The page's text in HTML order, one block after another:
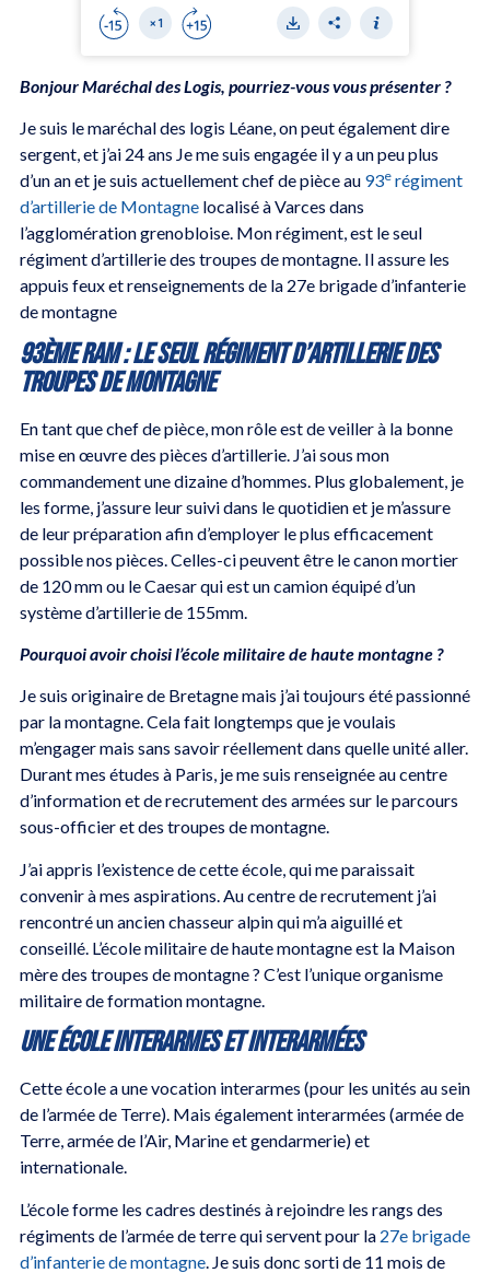
Bonjour Maréchal des Logis, pourriez-vous vous présenter ?
Je suis le maréchal des logis Léane, on peut également dire
sergent, et j’ai 24 ans Je me suis engagée il y a un peu plus
d’un an et je suis actuellement chef de pièce au 93erégiment
d’artillerie de Montagnelocalisé à Varces dans
l’agglomération grenobloise. Mon régiment, est le seul
régiment d’artillerie des troupes de montagne. Il assure les
appuis feux et renseignements de la 27e brigade d’infanterie
de montagne
93ème RAM : le seul régiment d’artillerie des
troupes de montagne
En tant que chef de pièce, mon rôle est de veiller à la bonne
mise en œuvre des pièces d’artillerie. J’ai sous mon
commandement une dizaine d’hommes. Plus globalement, je
les forme, j’assure leur suivi dans le quotidien et je m’assure
de leur préparation afin d’employer le plus efficacement
possible nos pièces. Celles-ci peuvent être le canon mortier
de 120 mm ou le Caesar qui est un camion équipé d’un
système d’artillerie de 155mm.
Pourquoi avoir choisi l’école militaire de haute montagne ?
Je suis originaire de Bretagne mais j’ai toujours été passionné
par la montagne. Cela fait longtemps que je voulais
m’engager mais sans savoir réellement dans quelle unité aller.
Durant mes études à Paris, je me suis renseignée au centre
d’information et de recrutement des armées sur le parcours
sous-officier et des troupes de montagne.
J’ai appris l’existence de cette école, qui me paraissait
convenir à mes aspirations. Au centre de recrutement j’ai
rencontré un ancien chasseur alpin qui m’a aiguillé et
conseillé. L’école militaire de haute montagne est la Maison
mère des troupes de montagne ? C’est l’unique organisme
militaire de formation montagne.
Une école interarmes et interarmées
Cette école a une vocation interarmes (pour les unités au sein
de l’armée de Terre). Mais également interarmées (armée de
Terre, armée de l’Air, Marine et gendarmerie) et
internationale.
L’école forme les cadres destinés à rejoindre les rangs des
régiments de l’armée de terre qui servent pour la 27e brigade
d’infanterie de montagne. Je suis donc sorti de 11 mois de